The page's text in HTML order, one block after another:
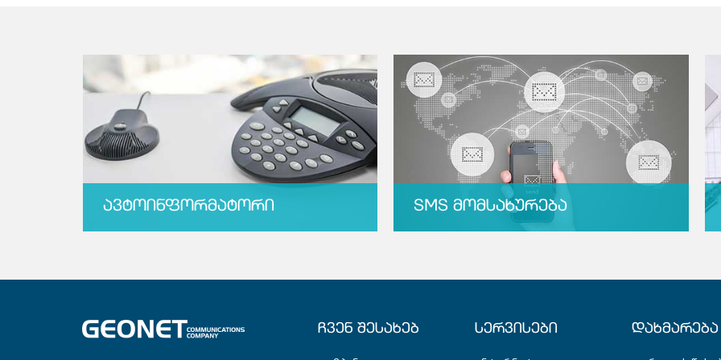
ᲐᲕᲢᲝᲘᲜᲤᲝᲠᲛᲐᲢᲝᲠᲘ SMS ᲛᲝᲛᲡᲐᲮᲣᲠᲔᲑᲐ
ᲩᲕᲔᲜ ᲨᲔᲡᲐᲮᲔᲑ ᲡᲔᲠᲕᲘᲡᲔᲑᲘ ᲓᲐᲮᲛᲐᲠᲔᲑᲐ